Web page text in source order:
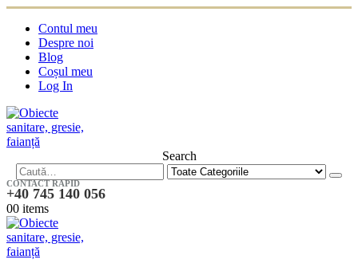
Contul meu
Despre noi
Blog
Coșul meu
Log In
Search
CONTACT RAPID
+40 745 140 056
00 items